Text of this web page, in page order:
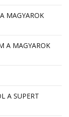
MAGYAROK
A MAGYAROK
A SUPERT